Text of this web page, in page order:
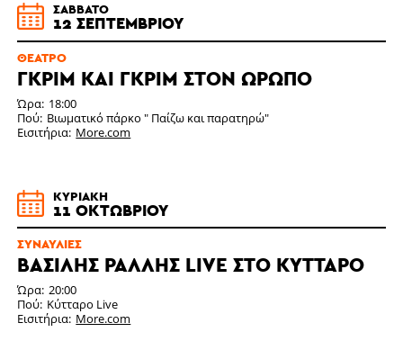
ΣΆΒΒΑΤΟ
12 ΣΕΠΤΕΜΒΡΊΟΥ
ΘΈΑΤΡΟ
ΓΚΡΙΜ ΚΑΙ ΓΚΡΙΜ ΣΤΟΝ ΩΡΩΠΌ
Ώρα 18:00
Πού Βιωματικό πάρκο " Παίζω και παρατηρώ"
Εισιτήρια More.com
ΚΥΡΙΑΚΉ
11 ΟΚΤΩΒΡΊΟΥ
ΣΥΝΑΥΛΊΕΣ
ΒΑΣΙΛΗΣ ΡΑΛΛΗΣ LIVE ΣΤΟ ΚΥΤΤΑΡΟ
Ώρα 20:00
Πού Κύτταρο Live
Εισιτήρια More.com